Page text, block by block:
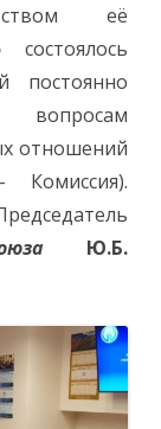
её
состоялось
постоянно
отношений
Комиссия).
Ю.Б.